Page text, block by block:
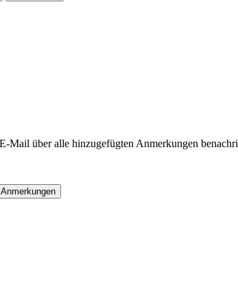
Mail über alle hinzugefügten Anmerkungen